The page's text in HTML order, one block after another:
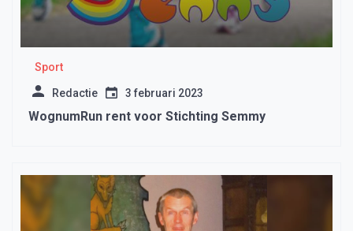
Sport
Redactie 3 februari 2023
WognumRun rent voor Stichting Semmy